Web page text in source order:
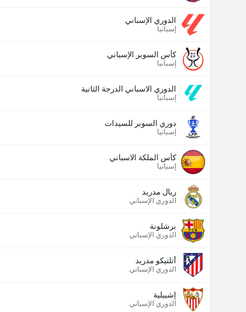
الدوري الإسباني
إسبانيا
كأس السوبر الإسباني
إسبانيا
الدوري الاسباني الدرجة الثانية
إسبانيا
دوري السوبر للسيدات
إسبانيا
كأس الملكة الاسباني
إسبانيا
ريال مدريد
الدوري الإسباني
برشلونة
الدوري الإسباني
أتلتيكو مدريد
الدوري الإسباني
إشبيلية
الدوري الإسباني